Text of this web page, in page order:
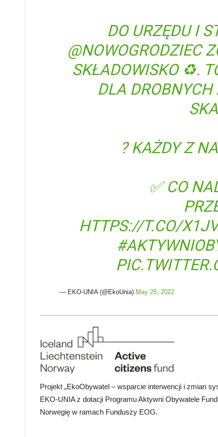
DO URZĘDU I
@NOWOGRODZIEC
SKŁADOWISKO ♻.
DLA DROBNYCH
? KAŻDY Z
✅ CO
HTTPS://T.CO/
— EKO-UNIA (@EkoUnia) May 25, 2022
Projekt „EkoObywatel – wsparcie interwencji i zmian
EKO-UNIA z dotacji Programu Aktywni Obywatele
Norwegię w ramach Funduszy EOG.